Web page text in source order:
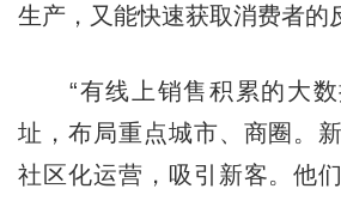
生产，又能快速获取消费者的
“有线上销售积累的大数
址，布局重点城市、商圈。
社区化运营，吸引新客。他